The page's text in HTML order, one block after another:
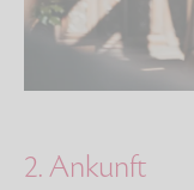
2. Ankunft